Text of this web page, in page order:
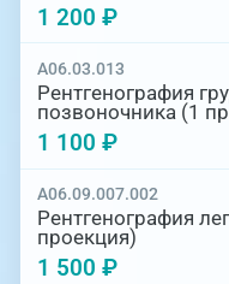
1 200 ₽
A06.03.013
Рентгенография
позвоночника (1
1 100 ₽
A06.09.007.002
Рентгенография
проекция)
1 500 ₽